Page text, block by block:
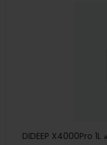
DIDEEP X4000Pro 1L تانك غطس سنوركل معدات ترفيه خارجية